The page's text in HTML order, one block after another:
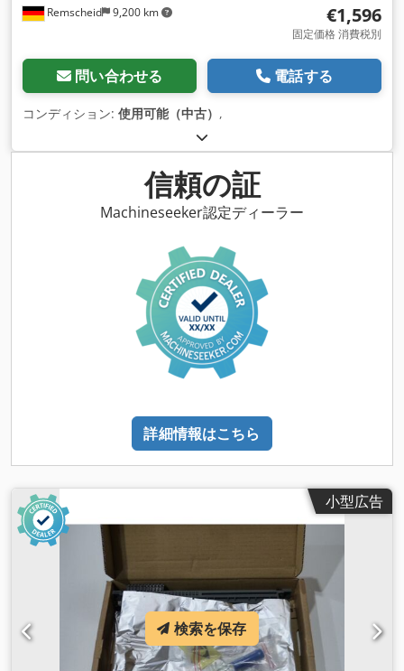
Remscheid 9,200 km €1,596
固定価格 消費税別
問い合わせる 電話する
コンディション: 使用可能（中古） ,
信頼の証
Machineseeker認定ディーラー
詳細情報はこちら
小型広告
検索を保存